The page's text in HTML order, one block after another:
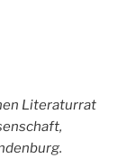
Literaturrat